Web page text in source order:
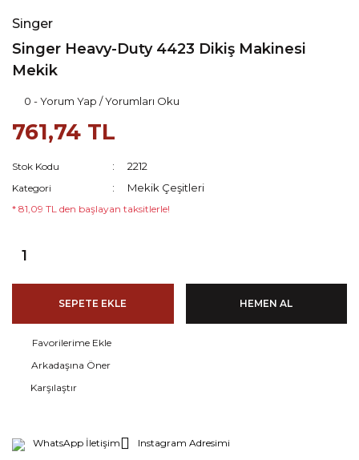
Singer
Singer Heavy-Duty 4423 Dikiş Makinesi
Mekik
0 - Yorum Yap / Yorumları Oku
761,74 TL
Stok Kodu 2212
Kategori Mekik Çeşitleri
* 81,09 TL den başlayan taksitlerle!
SEPETE EKLE HEMEN AL
Arkadaşına Öner
Karşılaştır
WhatsApp İletişim Instagram Adresimi